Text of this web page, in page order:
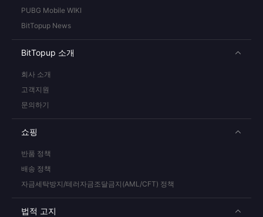
PUBG Mobile WIKI
BitTopup News
BitTopup 소개
회사 소개
고객지원
문의하기
쇼핑
반품 정책
배송 정책
자금세탁방지/테러자금조달금지(AML/CFT) 정책
법적 고지